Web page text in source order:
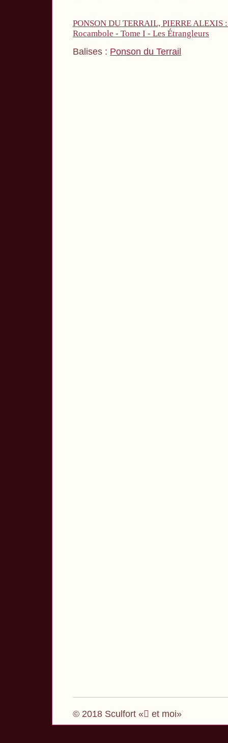
PONSON DU TERRAIL, PIERRE ALEXIS
Rocambole - Tome I - Les Étrangleurs
Balises : Ponson du Terrail
© 2018 Sculfort « et moi»